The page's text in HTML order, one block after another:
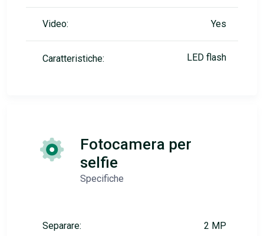
Video: Yes
Caratteristiche: LED flash
Fotocamera per
selfie
Specifiche
Separare: 2 MP